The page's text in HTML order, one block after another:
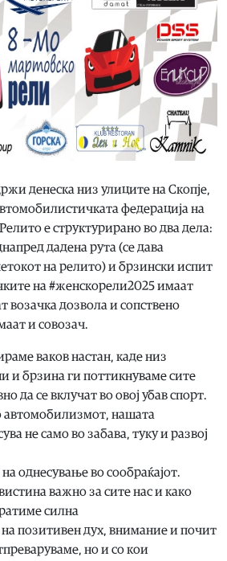
денеска низ улиците на Скопје,
федерација на
е структурирано во два дела:
дадена рута (се дава
на релито) и брзински испит
на #женскорели2025 имаат
возачка дозвола и сопствено
и совозач.
ваков настан, каде низ
и брзина ги поттикнуваме сите
да се вклучат во овој убав спорт.
автомобилизмот, нашата
не само во забава, туку и развој
однесување во сообраќајот.
важно за сите нас и како
силна
на позитивен дух, внимание и почит
но и со кои